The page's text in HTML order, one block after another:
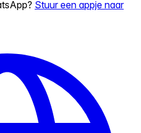
Stuur een appje naar